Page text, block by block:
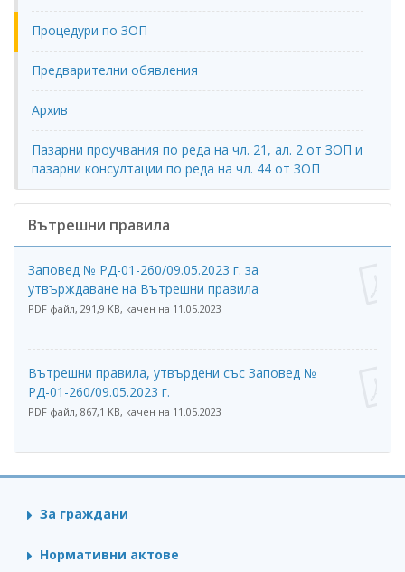
Процедури по ЗОП
Предварителни обявления
Архив
Пазарни проучвания по реда на чл. 21, ал. 2 от ЗОП и
пазарни консултации по реда на чл. 44 от ЗОП
Вътрешни правила
Заповед № РД-01-260/09.05.2023 г. за
утвърждаване на Вътрешни правила
PDF файл, 291,9 KB, качен на 11.05.2023
Вътрешни правила, утвърдени със Заповед №
РД-01-260/09.05.2023 г.
PDF файл, 867,1 KB, качен на 11.05.2023
За граждани
Нормативни актове